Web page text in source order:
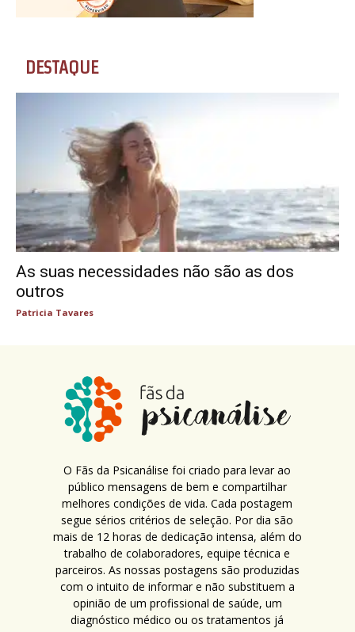
DESTAQUE
As suas necessidades não são as dos
outros
Patricia Tavares
O Fãs da Psicanálise foi criado para levar ao
público mensagens de bem e compartilhar
melhores condições de vida. Cada postagem
segue sérios critérios de seleção. Por dia são
mais de 12 horas de dedicação intensa, além do
trabalho de colaboradores, equipe técnica e
parceiros. As nossas postagens são produzidas
com o intuito de informar e não substituem a
opinião de um profissional de saúde, um
diagnóstico médico ou os tratamentos já